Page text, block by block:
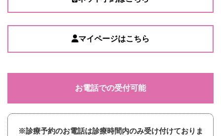
マイページはこちら
お電話での受付可能
※診療予約のお電話は診療時間内のみ受け付けておりま